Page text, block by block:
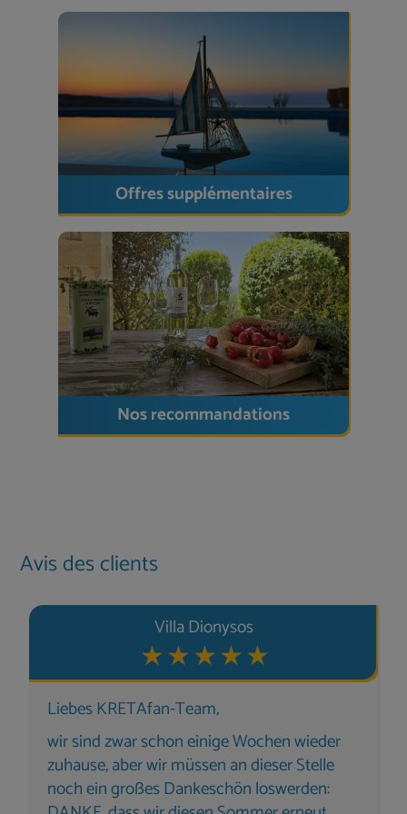
Plage la plus proche
(vieille ville, port, boutiques) : à 10
minutes en voiture
Atsipopouloavec ses supermarchés,
boulangeries, boucheries et tavernes : 2 km
Liaison en busvers Réthymnon disponible,
voiture recommandée
Idéal pour
les familles, les couples ou les amis à la recherche
d'unemaison de vacances élégante,située au
cœur de la nature,avec une grande piscine et
beaucoup d'intimité– à proximité de la ville de
Réthymnon et des plages de Crète.
Offres supplémentaires
Nos recommandations
Avis des clients
Villa Dionysos
Liebes KRETAfan-Team,
wir sind zwar schon einige Wochen wieder
zuhause, aber wir müssen an dieser Stelle
noch ein großes Dankeschön loswerden: